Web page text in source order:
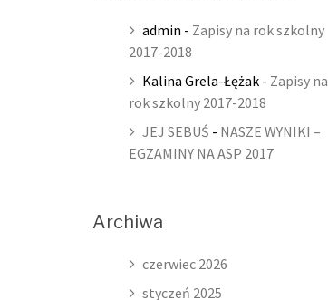
admin - Zapisy na rok szkolny
2017-2018
Kalina Grela-Łężak - Zapisy na
rok szkolny 2017-2018
JEJ SEBUŚ - NASZE WYNIKI –
EGZAMINY NA ASP 2017
Archiwa
czerwiec 2026
styczeń 2025